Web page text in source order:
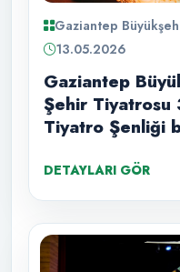
Gaziantep
13.05.2026
Gaziantep
Şehir Tiyatrosu
Tiyatro Şenliği
DETAYLARI GÖR